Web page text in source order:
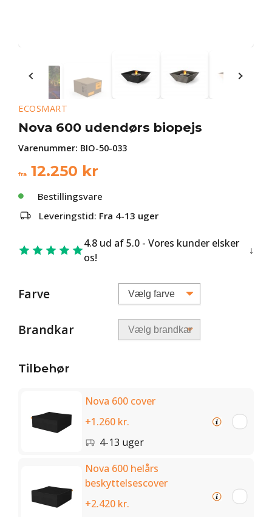
ECOSMART
Nova 600 udendørs biopejs
Varenummer: BIO-50-033
fra 12.250 kr
Bestillingsvare
Leveringstid: Fra 4-13 uger
4.8 ud af 5.0 - Vores kunder elsker
os!
Farve
Brandkar
Tilbehør
Nova 600 cover
+1.260 kr.
4-13 uger
Nova 600 helårs
beskyttelsescover
+2.420 kr.